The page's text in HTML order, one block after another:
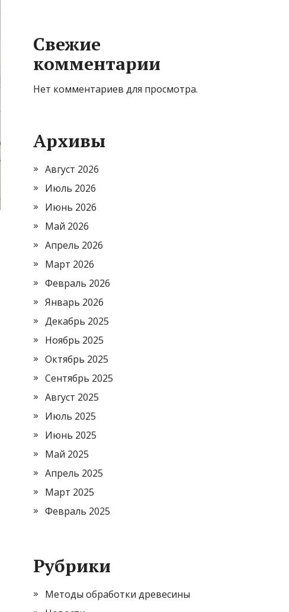
Свежие
комментарии
Нет комментариев для просмотра.
Архивы
Август 2026
Июль 2026
Июнь 2026
Май 2026
Апрель 2026
Март 2026
Февраль 2026
Январь 2026
Декабрь 2025
Ноябрь 2025
Октябрь 2025
Сентябрь 2025
Август 2025
Июль 2025
Июнь 2025
Май 2025
Апрель 2025
Март 2025
Февраль 2025
Рубрики
Методы обработки древесины